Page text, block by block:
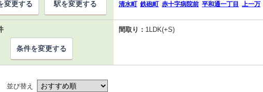
清水町 鉄砲町 赤十字病院前 平和通一丁目 上一万
変更する 駅を変更する
間取り： 1LDK(+S)
条件を変更する
並び替え